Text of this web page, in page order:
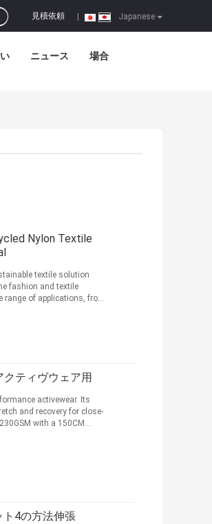
Japanese
見積依頼
ニュース 場合
Nylon Textile
textile solution
fashion and textile
of applications, from
ティヴウェア用
activewear. Its
and recovery for close-
with a 150CM
ト4の方法伸張